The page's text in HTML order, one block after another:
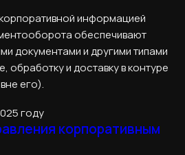
информацией
обеспечивают
документами и другими типами
обработку и доставку в контуре
его).
году
корпоративным